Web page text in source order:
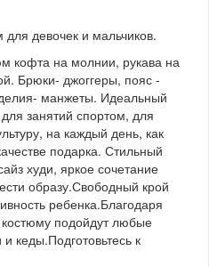
девочек и мальчиков.
кофта на молнии, рукава на
Брюки- джоггеры, пояс -
манжеты. Идеальный
занятий спортом, для
на каждый день, как
подарка. Стильный
худи, яркое сочетание
образу.Свободный крой
ребенка.Благодаря
костюму подойдут любые
кеды.Подготовьтесь к